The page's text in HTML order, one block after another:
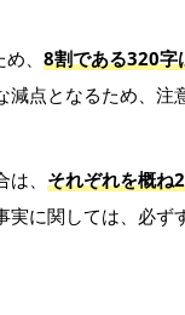
、 8割である320字
点となるため、注
、 それぞれを概ね
実に関しては、必ず